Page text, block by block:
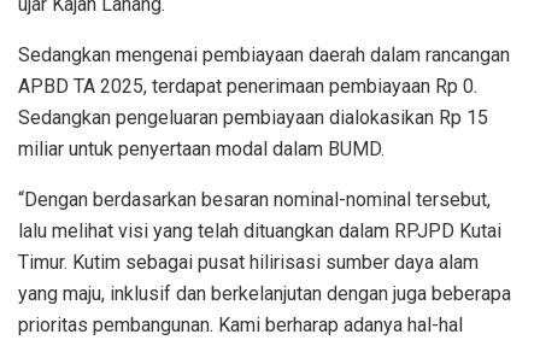
ujar Kajan Lahang.
Sedangkan mengenai pembiayaan daerah dalam rancangan
APBD TA 2025, terdapat penerimaan pembiayaan Rp 0.
Sedangkan pengeluaran pembiayaan dialokasikan Rp 15
miliar untuk penyertaan modal dalam BUMD.
“Dengan berdasarkan besaran nominal-nominal tersebut,
lalu melihat visi yang telah dituangkan dalam RPJPD Kutai
Timur. Kutim sebagai pusat hilirisasi sumber daya alam
yang maju, inklusif dan berkelanjutan dengan juga beberapa
prioritas pembangunan. Kami berharap adanya hal-hal